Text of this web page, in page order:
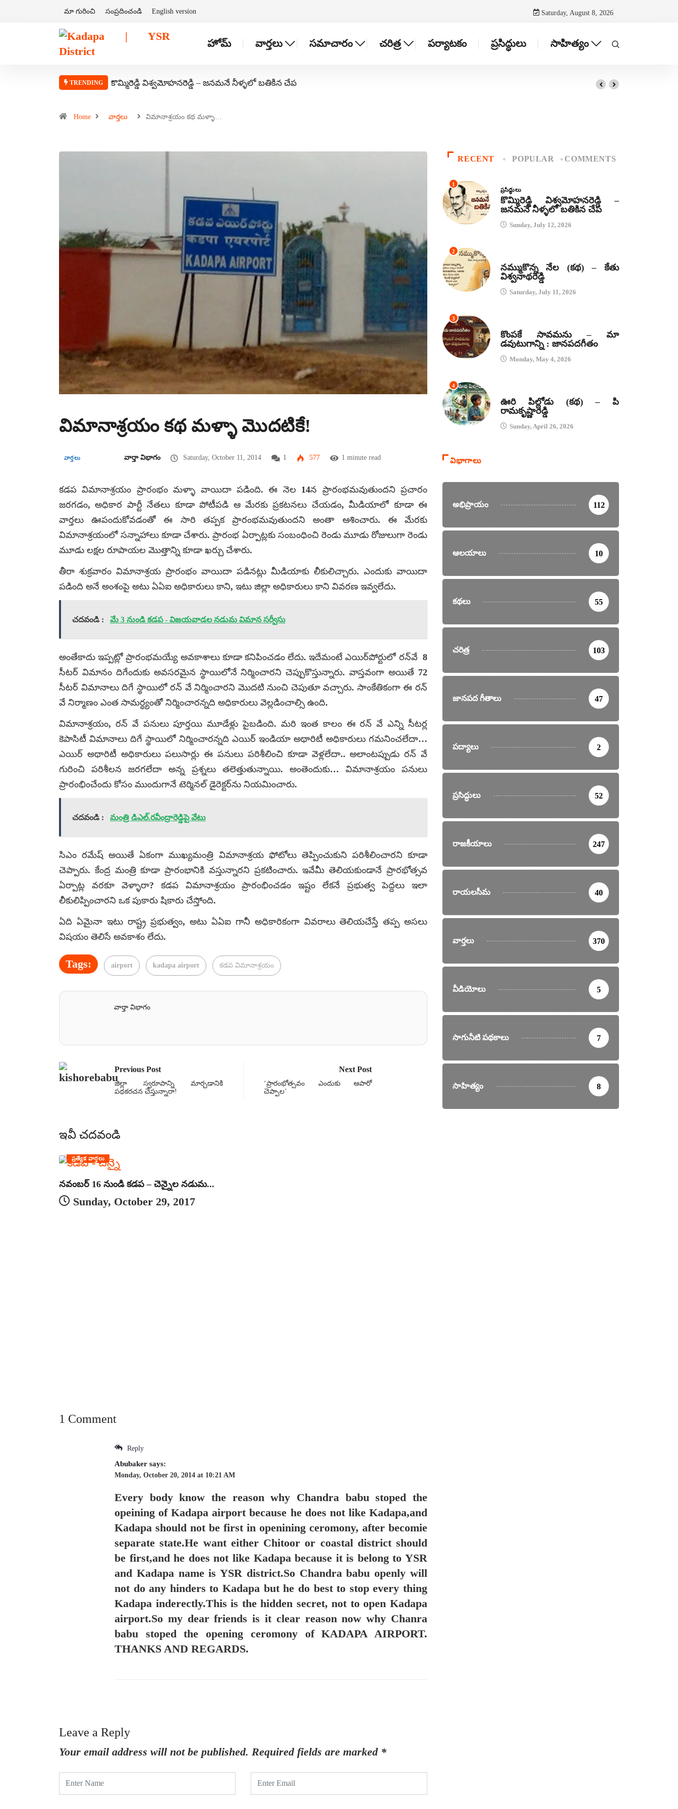
మా గురించి సంప్రదించండి English version Saturday, August 8, 2026
హోమ్ వార్తలు సమాచారం చరిత్ర పర్యాటకం ప్రసిద్ధులు సాహిత్యం
TRENDING కొమ్మిరెడ్డి విశ్వమోహనరెడ్డి – జనమనే నీళ్ళలో బతికిన చేప
Home వార్తలు విమానాశ్రయం కథ మళ్ళా…
విమానాశ్రయం కథ మళ్ళా మొదటికే!
వార్తలు వార్తా విభాగం Saturday, October 11, 2014 1 577 1 minute read
కడప విమానాశ్రయం ప్రారంభం మళ్ళా వాయిదా పడింది. ఈ నెల 14న ప్రారంభమవుతుందని ప్రచారం
జరగడం, అధికార పార్టీ నేతలు కూడా పోటీపడి ఆ మేరకు ప్రకటనలు చేయడం, మీడియాలో కూడా ఈ
వార్తలు ఊపందుకోవడంతో ఈ సారి తప్పక ప్రారంభమవుతుందని అంతా ఆశించారు. ఈ మేరకు
విమానాశ్రయంలో సన్నాహాలు కూడా చేశారు. ప్రారంభ ఏర్పాట్లకు సంబంధించి రెండు మూడు రోజులుగా రెండు
మూడు లక్షల రూపాయల మొత్తాన్ని కూడా ఖర్చు చేశారు.
తీరా శుక్రవారం విమానాశ్రయ ప్రారంభం వాయిదా పడినట్లు మీడియాకు లీకులిచ్చారు. ఎందుకు వాయిదా
పడింది అనే అంశంపై అటు ఏఏఐ అధికారులు కాని, ఇటు జిల్లా అధికారులు కాని వివరణ ఇవ్వలేదు.
చదవండి : మే 3 నుండి కడప - విజయవాడల నడుమ విమాన సర్వీసు
అంతేకాదు ఇప్పట్లో ప్రారంభమయ్యే అవకాశాలు కూడా కనిపించడం లేదు. ఇదేమంటే ఎయిర్‌పోర్టులో రన్‌వే 8
సీటర్‌ విమానం దిగేందుకు అవసరమైన స్థాయిలోనే నిర్మించారని చెప్పుకొస్తున్నారు. వాస్తవంగా అయితే 72
సీటర్‌ విమానాలు దిగే స్థాయిలో రన్‌ వే నిర్మించారని మొదటి నుంచి చెపుతూ వచ్చారు. సాంకేతికంగా ఈ రన్‌
వే నిర్మాణం ఎంత సామర్ధ్యంతో నిర్మించారన్నది అధికారులు వెల్లడించాల్సి ఉంది.
విమానాశ్రయం, రన్‌ వే పనులు పూర్తయి మూడేళ్లు పైబడింది. మరి ఇంత కాలం ఈ రన్‌ వే ఎన్ని సీటర్ల
కెపాసిటీ విమానాలు దిగే స్థాయిలో నిర్మించారన్నది ఎయిర్‌ ఇండియా అథారిటీ అధికారులు గమనించలేదా…
ఎయిర్‌ అథారిటీ అధికారులు పలుసార్లు ఈ పనులు పరిశీలించి కూడా వెళ్లలేదా.. అలాంటప్పుడు రన్‌ వే
గురించి పరిశీలన జరగలేదా అన్న ప్రశ్నలు తలెత్తుతున్నాయి. అంతెందుకు… విమానాశ్రయం పనులు
ప్రారంభించేందు కోసం ముందుగానే టెర్మినల్‌ డైరెక్టర్‌ను నియమించారు.
చదవండి : మంత్రి డిఎల్‌.రవీంద్రారెడ్డిపై వేటు
సిఎం రమేష్ అయితే ఏకంగా ముఖ్యమంత్రి విమానాశ్రయ ఫోటోలు తెప్పించుకుని పరిశీలించారని కూడా
చెప్పారు. కేంద్ర మంత్రి కూడా ప్రారంభానికి వస్తున్నారని ప్రకటించారు. ఇవేమీ తెలియకుండానే ప్రారభోత్సవ
ఏర్పాట్ల వరకూ వెళ్ళారా? కడప విమానాశ్రయం ప్రారంభించడం ఇష్టం లేకనే ప్రభుత్వ పెద్దలు ఇలా
లీకులిప్పించారని ఒక పుకారు షికారు చేస్తోంది.
ఏది ఏమైనా ఇటు రాష్ట్ర ప్రభుత్వం, అటు ఏఏఐ గానీ అధికారికంగా వివరాలు తెలియచేస్తే తప్ప అసలు
విషయం తెలిసే అవకాశం లేదు.
Tags: airport kadapa airport కడప విమానాశ్రయం
వార్తా విభాగం
Previous Post
జిల్లా స్వరూపాన్ని మార్చడానికి
పథకరచన చేస్తున్నారా!
Next Post
‘ప్రారంభోత్సవం ఎందుకు ఆపారో
చెప్పాల’
ఇవీ చదవండి
ప్రత్యేక వార్తలు
నవంబర్ 16 నుండి కడప – చెన్నైల నడుమ...
Sunday, October 29, 2017
1 Comment
Reply
Abubaker says:
Monday, October 20, 2014 at 10:21 AM
Every body know the reason why Chandra babu stoped the
opeining of Kadapa airport because he does not like Kadapa,and
Kadapa should not be first in openining ceromony, after becomie
separate state.He want either Chitoor or coastal district should
be first,and he does not like Kadapa because it is belong to YSR
and Kadapa name is YSR district.So Chandra babu openly will
not do any hinders to Kadapa but he do best to stop every thing
Kadapa inderectly.This is the hidden secret, not to open Kadapa
airport.So my dear friends is it clear reason now why Chanra
babu stoped the opening ceromony of KADAPA AIRPORT.
THANKS AND REGARDS.
Leave a Reply
Your email address will not be published. Required fields are marked *
RECENT POPULAR COMMENTS
1
ప్రసిద్ధులు
కొమ్మిరెడ్డి విశ్వమోహనరెడ్డి –
జనమనే నీళ్ళలో బతికిన చేప
Sunday, July 12, 2026
2
నమ్ముకొన్న నేల (కథ) – కేతు
విశ్వనాథరెడ్డి
Saturday, July 11, 2026
3
కొంపకే సావమను – మా
డవుటుగాన్ని : జానపదగీతం
Monday, May 4, 2026
4
ఊరి పిల్లోడు (కథ) – పి
రామకృష్ణారెడ్డి
Sunday, April 26, 2026
విభాగాలు
అభిప్రాయం 112
ఆలయాలు 10
కథలు 55
చరిత్ర 103
జానపద గీతాలు 47
పద్యాలు 2
ప్రసిద్ధులు 52
రాజకీయాలు 247
రాయలసీమ 40
వార్తలు 370
వీడియోలు 5
సాగునీటి పథకాలు 7
సాహిత్యం 8